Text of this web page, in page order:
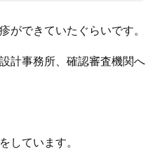
ができていたぐらいです。
計事務所、確認審査機関へ
しています。